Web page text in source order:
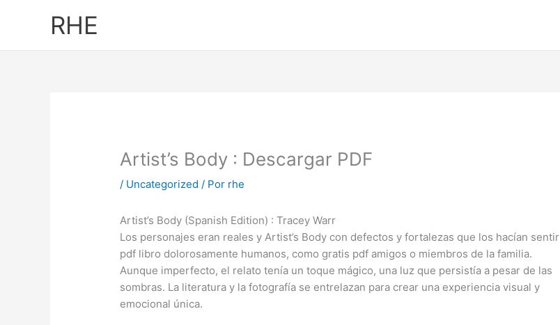
RHE
Artist’s Body : Descargar PDF
/ Uncategorized / Por rhe
Artist’s Body (Spanish Edition) : Tracey Warr
Los personajes eran reales y Artist’s Body con defectos y fortalezas que los hacían sentir
pdf libro dolorosamente humanos, como gratis pdf amigos o miembros de la familia.
Aunque imperfecto, el relato tenía un toque mágico, una luz que persistía a pesar de las
sombras. La literatura y la fotografía se entrelazan para crear una experiencia visual y
emocional única.